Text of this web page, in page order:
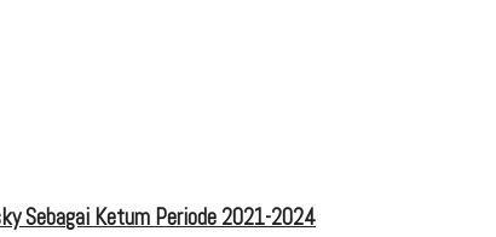
Sebagai Ketum Periode 2021-2024